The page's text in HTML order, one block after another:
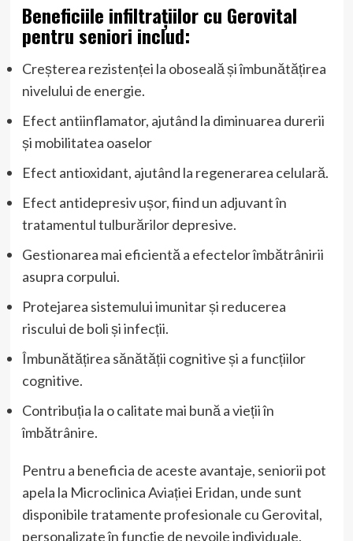
Beneficiile infiltrațiilor cu Gerovital
pentru seniori includ:
Creșterea rezistenței la oboseală și îmbunătățirea
nivelului de energie.
Efect antiinflamator, ajutând la diminuarea durerii
și mobilitatea oaselor
Efect antioxidant, ajutând la regenerarea celulară.
Efect antidepresiv ușor, fiind un adjuvant în
tratamentul tulburărilor depresive.
Gestionarea mai eficientă a efectelor îmbătrânirii
asupra corpului.
Protejarea sistemului imunitar și reducerea
riscului de boli și infecții.
Îmbunătățirea sănătății cognitive și a funcțiilor
cognitive.
Contribuția la o calitate mai bună a vieții în
îmbătrânire.
Pentru a beneficia de aceste avantaje, seniorii pot
apela la Microclinica Aviației Eridan, unde sunt
disponibile tratamente profesionale cu Gerovital,
personalizate în funcție de nevoile individuale.